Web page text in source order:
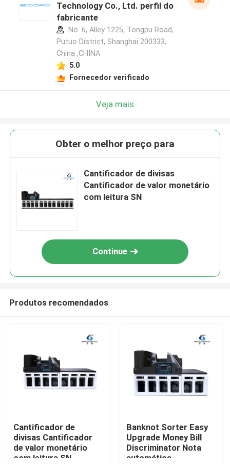
Technology Co., Ltd. perfil do
fabricante
No. 6, Alley 1225, Tongpu Road,
Putuo District, Shanghai 200333,
China ,CHINA
5.0
Fornecedor verificado
Veja mais
Obter o melhor preço para
Cantificador de divisas
Cantificador de valor monetário
com leitura SN
Continue
Produtos recomendados
Cantificador de
divisas Cantificador
de valor monetário
com leitura SN
Banknot Sorter Easy
Upgrade Money Bill
Discriminator Nota
automática